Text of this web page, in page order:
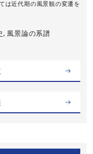
は近代期の風景観の変遷を
, 風景論の系譜